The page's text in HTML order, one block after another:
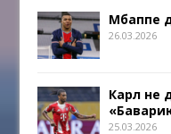
Мбаппе
26.03.2026
Карл не
25.03.2026